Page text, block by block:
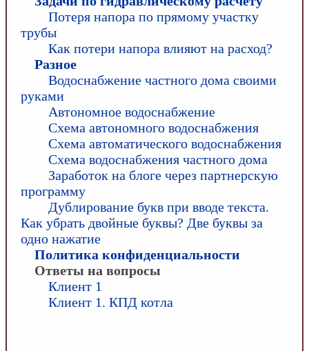
Потеря напора по прямому участку
трубы
Как потери напора влияют на расход?
Разное
Водоснабжение частного дома своими
руками
Автономное водоснабжение
Схема автономного водоснабжения
Схема автоматического водоснабжения
Схема водоснабжения частного дома
Заработок на блоге через партнерскую
программу
Дублирование букв при вводе текста.
Как убрать двойные буквы? Две буквы за
одно нажатие
Политика конфиденциальности
Ответы на вопросы
Клиент 1
Клиент 1. КПД котла